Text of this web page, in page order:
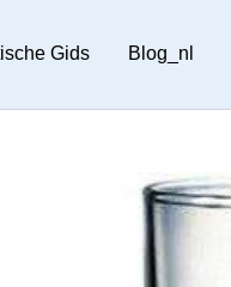
Gids Blog_nl